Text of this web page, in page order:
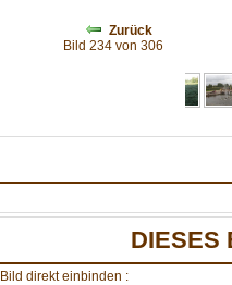
Zurück
Bild 234 von 306
DIESES
Bild direkt einbinden :